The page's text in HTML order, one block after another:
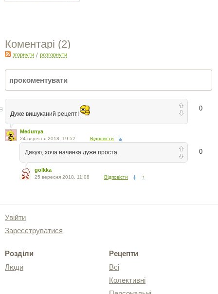
Коментарі (2)
згорнути / розгорнути
0
Дуже вишуканий рецепт!
Medunya
24 вересня 2018, 19:52 Відповісти
0
Дякую, хоча начинка дуже проста
golkka
25 вересня 2018, 11:08 Відповісти ↑
Увійти
Зареєструватися
Розділи
Люди
Рецепти
Всі
Колективні